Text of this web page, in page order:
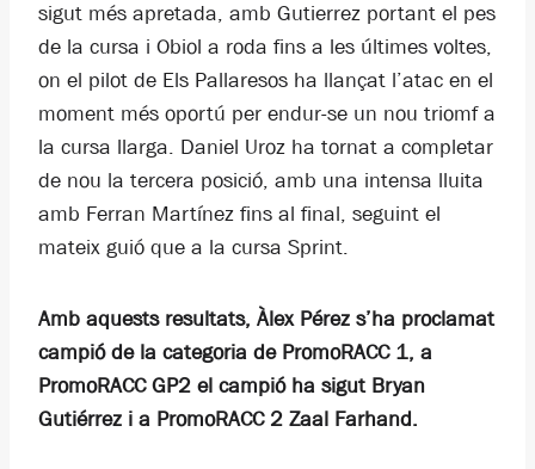
sigut més apretada, amb Gutierrez portant el pes
de la cursa i Obiol a roda fins a les últimes voltes,
on el pilot de Els Pallaresos ha llançat l’atac en el
moment més oportú per endur-se un nou triomf a
la cursa llarga. Daniel Uroz ha tornat a completar
de nou la tercera posició, amb una intensa lluita
amb Ferran Martínez fins al final, seguint el
mateix guió que a la cursa Sprint.
Amb aquests resultats, Àlex Pérez s’ha proclamat
campió de la categoria de PromoRACC 1, a
PromoRACC GP2 el campió ha sigut Bryan
Gutiérrez i a PromoRACC 2 Zaal Farhand.